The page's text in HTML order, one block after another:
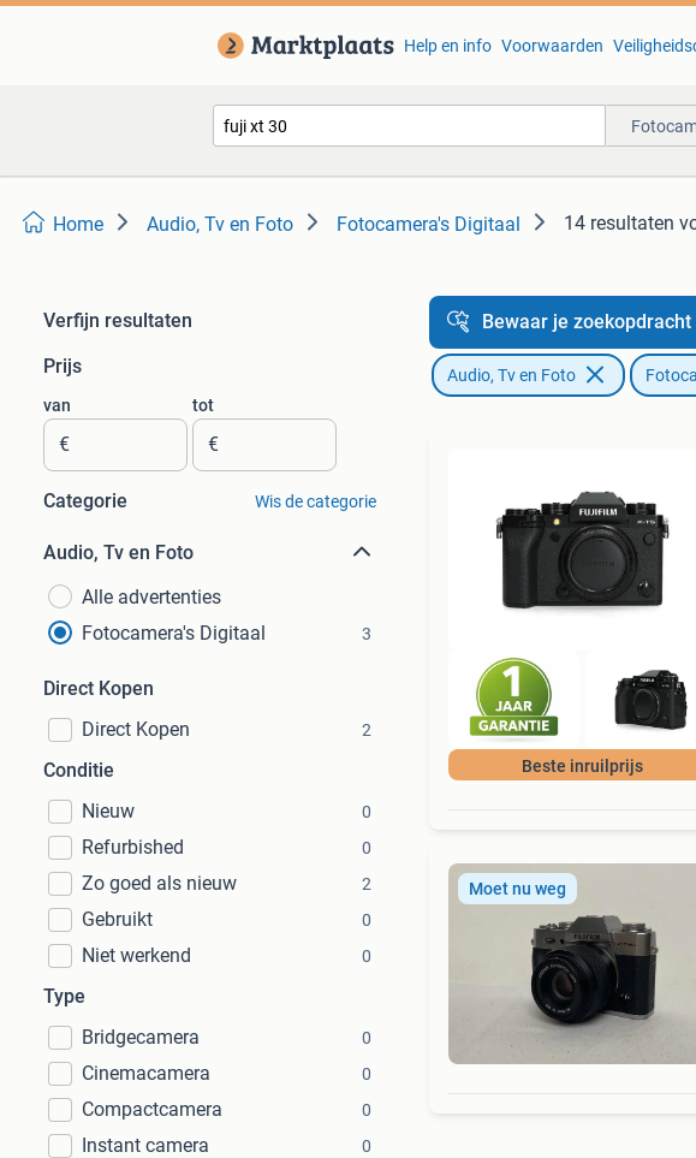
Help en info Voorwaarden
Home Audio, Tv en Foto Fotocamera's Digitaal 14 resultaten
Verfijn resultaten
Prijs
van
€
tot
€
Categorie Wis de categorie
Audio, Tv en Foto
Alle advertenties
Fotocamera's Digitaal
3
Direct Kopen
Direct Kopen
2
Conditie
Nieuw
0
Refurbished 0
Zo goed als nieuw 2
Gebruikt 0
Niet werkend 0
Type
Bridgecamera
0
Cinemacamera 0
Compactcamera 0
Instant camera 0
Bewaar je zoekopdracht
Audio, Tv en Foto
Beste inruilprijs
Moet nu weg